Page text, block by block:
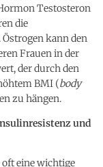
Testosteron
die
kann den
Frauen in der
der durch den
BMI (body
zu hängen.
und
oft eine wichtige